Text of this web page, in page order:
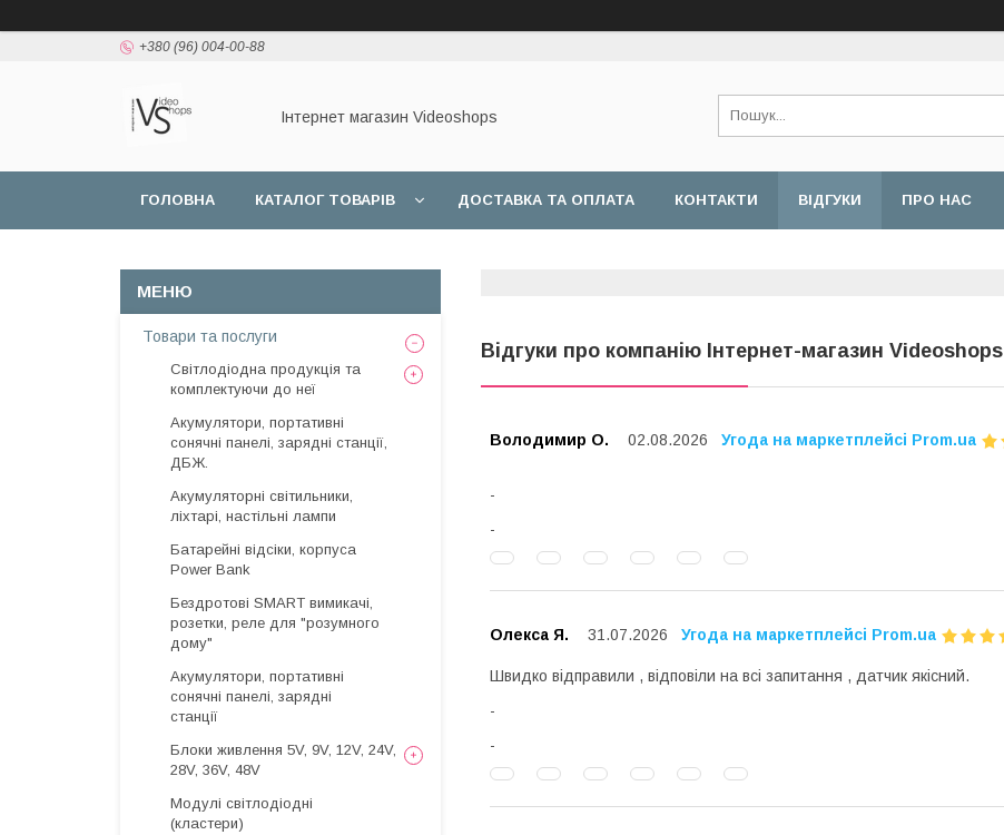
+380 (96) 004-00-88
Інтернет магазин Videoshops
ГОЛОВНА КАТАЛОГ ТОВАРІВ ДОСТАВКА ТА ОПЛАТА КОНТАКТИ ВІДГУКИ ПРО НАС
Відгуки про компанію Інтернет-магазин Videoshops
Володимир О. 02.08.2026 Угода на маркетплейсі Prom.ua
Олекса Я. 31.07.2026 Угода на маркетплейсі Prom.ua
Швидко відправили , відповіли на всі запитання , датчик якісний.
Товари та послуги
Світлодіодна продукція та
комплектуючи до неї
Акумулятори, портативні
сонячні панелі, зарядні станції,
ДБЖ.
Акумуляторні світильники,
ліхтарі, настільні лампи
Батарейні відсіки, корпуса
Power Bank
Бездротові SMART вимикачі,
розетки, реле для "розумного
дому"
Акумулятори, портативні
сонячні панелі, зарядні
станції
Блоки живлення 5V, 9V, 12V, 24V,
28V, 36V, 48V
Модулі світлодіодні
(кластери)